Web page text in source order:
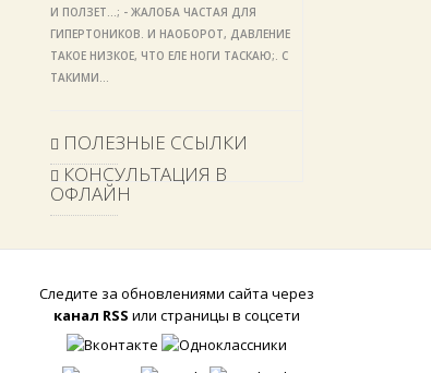
И ПОЛЗЕТ...; - ЖАЛОБА ЧАСТАЯ ДЛЯ
ГИПЕРТОНИКОВ. И НАОБОРОТ, ДАВЛЕНИЕ
ТАКОЕ НИЗКОЕ, ЧТО ЕЛЕ НОГИ ТАСКАЮ;. С
ТАКИМИ…
ПОЛЕЗНЫЕ ССЫЛКИ
КОНСУЛЬТАЦИЯ В
ОФЛАЙН
Следите за обновлениями сайта через
канал RSS или страницы в соцсети